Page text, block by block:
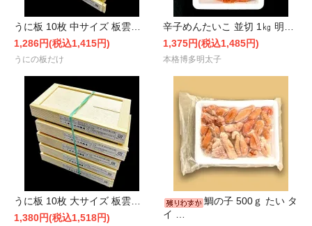
うに板 10枚 中サイズ 板雲…
1,286円(税込1,415円)
うにの板だけ
辛子めんたいこ 並切 1㎏ 明…
1,375円(税込1,485円)
本格博多明太子
うに板 10枚 大サイズ 板雲…
1,380円(税込1,518円)
鯛の子 500ｇ たい タ
イ …